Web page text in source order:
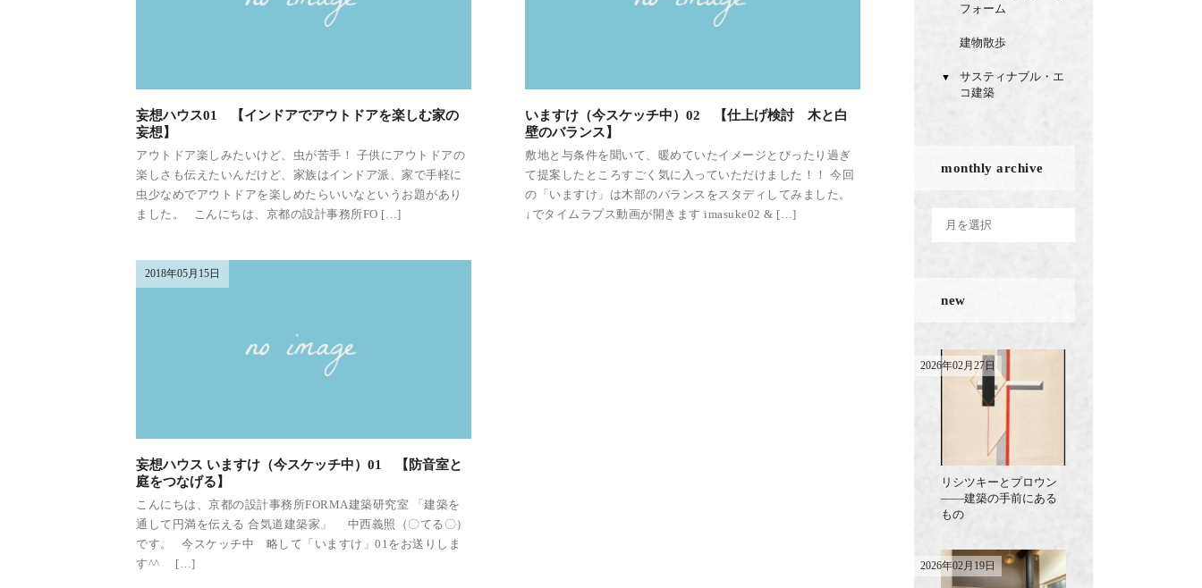
妄想ハウス01 【インドアでアウトドアを楽しむ家の
妄想】
アウトドア楽しみたいけど、虫が苦手！ 子供にアウトドアの
楽しさも伝えたいんだけど、家族はインドア派、家で手軽に
虫少なめでアウトドアを楽しめたらいいなというお題があり
ました。 こんにちは、京都の設計事務所FO […]
いますけ（今スケッチ中）02 【仕上げ検討 木と白
壁のバランス】
敷地と与条件を聞いて、暖めていたイメージとぴったり過ぎ
て提案したところすごく気に入っていただけました！！ 今回
の「いますけ」は木部のバランスをスタディしてみました。
↓でタイムラプス動画が開きます imasuke02 & […]
2018年05月15日
妄想ハウス いますけ（今スケッチ中）01 【防音室と
庭をつなげる】
こんにちは、京都の設計事務所FORMA建築研究室 「建築を
通して円満を伝える 合気道建築家」 中西義照（〇てる〇）
です。 今スケッチ中 略して「いますけ」01をお送りしま
す^^ […]
フォーム
建物散歩
▼
サスティナブル・エ
コ建築
monthly archive
new
2026年02月27日
リシツキーとプロウン
——建築の手前にある
もの
2026年02月19日